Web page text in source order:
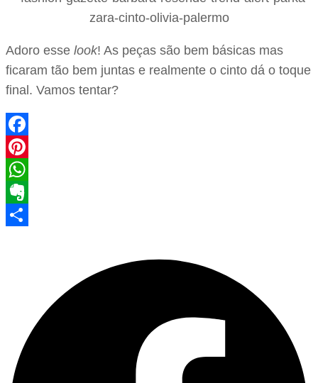
Adoro esse look! As peças são bem básicas mas
ficaram tão bem juntas e realmente o cinto dá o toque
final. Vamos tentar?
Facebook
Pinterest
WhatsApp
Evernote